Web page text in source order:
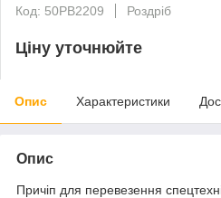
Код: 50PB2209
Роздріб
Ціну уточнюйте
Опис Характеристики
Опис
Причіп для перевезення